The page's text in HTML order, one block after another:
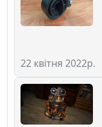
22 квітня 2022р.